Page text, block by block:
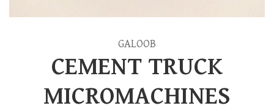
GALOOB
CEMENT TRUCK
MICROMACHINES